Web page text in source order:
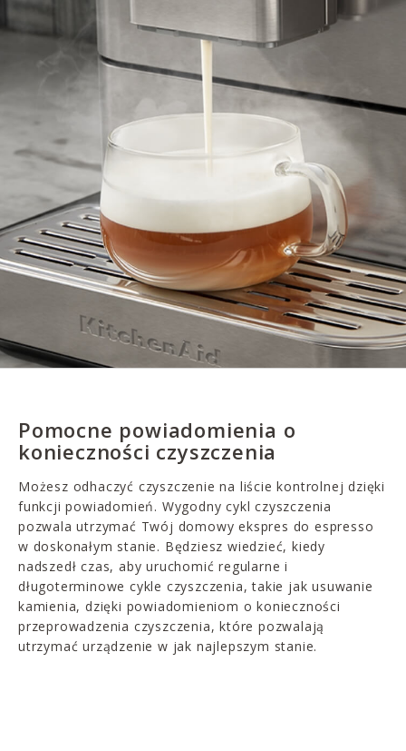
Pomocne powiadomienia o
konieczności czyszczenia
Możesz odhaczyć czyszczenie na liście kontrolnej dzięki
funkcji powiadomień. Wygodny cykl czyszczenia
pozwala utrzymać Twój domowy ekspres do espresso
w doskonałym stanie. Będziesz wiedzieć, kiedy
nadszedł czas, aby uruchomić regularne i
długoterminowe cykle czyszczenia, takie jak usuwanie
kamienia, dzięki powiadomieniom o konieczności
przeprowadzenia czyszczenia, które pozwalają
utrzymać urządzenie w jak najlepszym stanie.